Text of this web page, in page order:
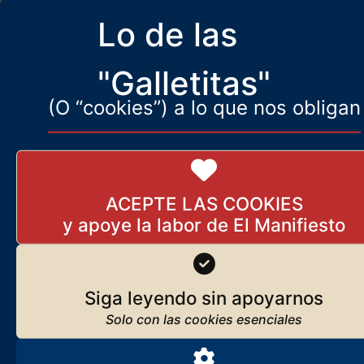
Lo de las
"Galletitas"
(O “cookies”) a lo que nos obligan
ACEPTE LAS COOKIES
Siga leyendo sin apoyarnos
3 de marzo de 2024
[SANCHISMO] Intxaurrondo
no tiene cadáveres en la
nevera
13 de marzo de 2024
Lo que somos, lo que nos mueve
Seguir leyendo
Los orígenes de El Manifiesto